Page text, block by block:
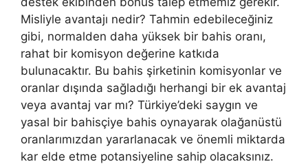
Misliyle avantajı nedir? Tahmin edebileceğiniz
gibi, normalden daha yüksek bir bahis oranı,
rahat bir komisyon değerine katkıda
bulunacaktır. Bu bahis şirketinin komisyonlar ve
oranlar dışında sağladığı herhangi bir ek avantaj
veya avantaj var mı? Türkiye’deki saygın ve
yasal bir bahisçiye bahis oynayarak olağanüstü
oranlarımızdan yararlanacak ve önemli miktarda
kar elde etme potansiyeline sahip olacaksınız.